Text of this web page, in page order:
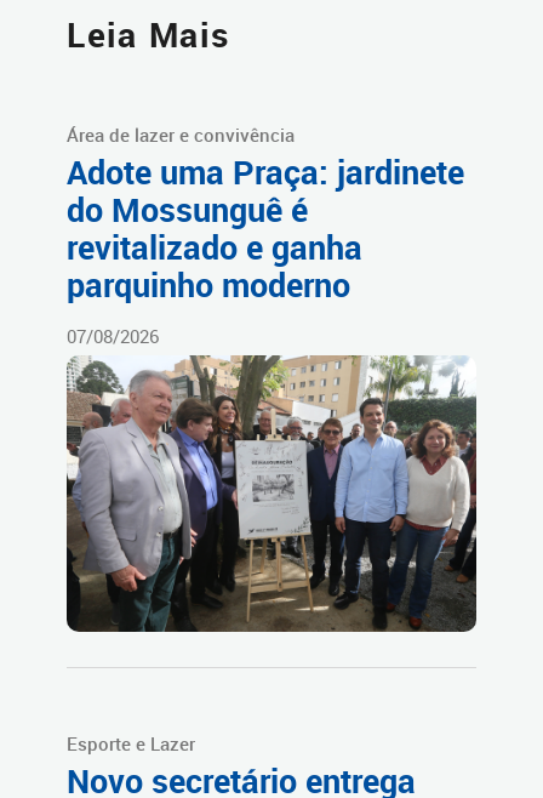
Leia Mais
Área de lazer e convivência
Adote uma Praça: jardinete
do Mossunguê é
revitalizado e ganha
parquinho moderno
07/08/2026
Esporte e Lazer
Novo secretário entrega